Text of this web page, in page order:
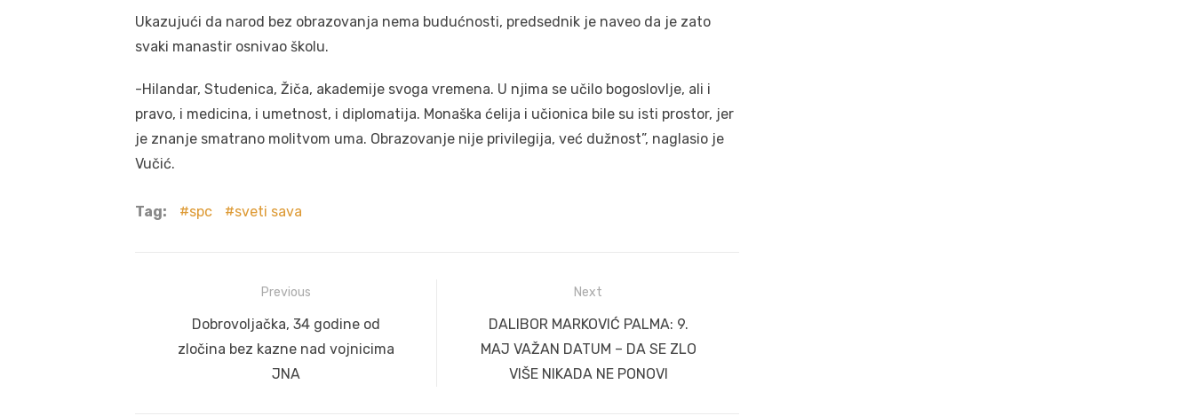
Ukazujući da narod bez obrazovanja nema budućnosti, predsednik je naveo da je zato
svaki manastir osnivao školu.
-Hilandar, Studenica, Žiča, akademije svoga vremena. U njima se učilo bogoslovlje, ali i
pravo, i medicina, i umetnost, i diplomatija. Monaška ćelija i učionica bile su isti prostor, jer
je znanje smatrano molitvom uma. Obrazovanje nije privilegija, već dužnost”, naglasio je
Vučić.
Tag: spc sveti sava
navigation
Previous
Previous
post:
Dobrovoljačka, 34 godine od
zločina bez kazne nad vojnicima
JNA
Next
Next
post:
DALIBOR MARKOVIĆ PALMA: 9.
MAJ VAŽAN DATUM – DA SE ZLO
VIŠE NIKADA NE PONOVI